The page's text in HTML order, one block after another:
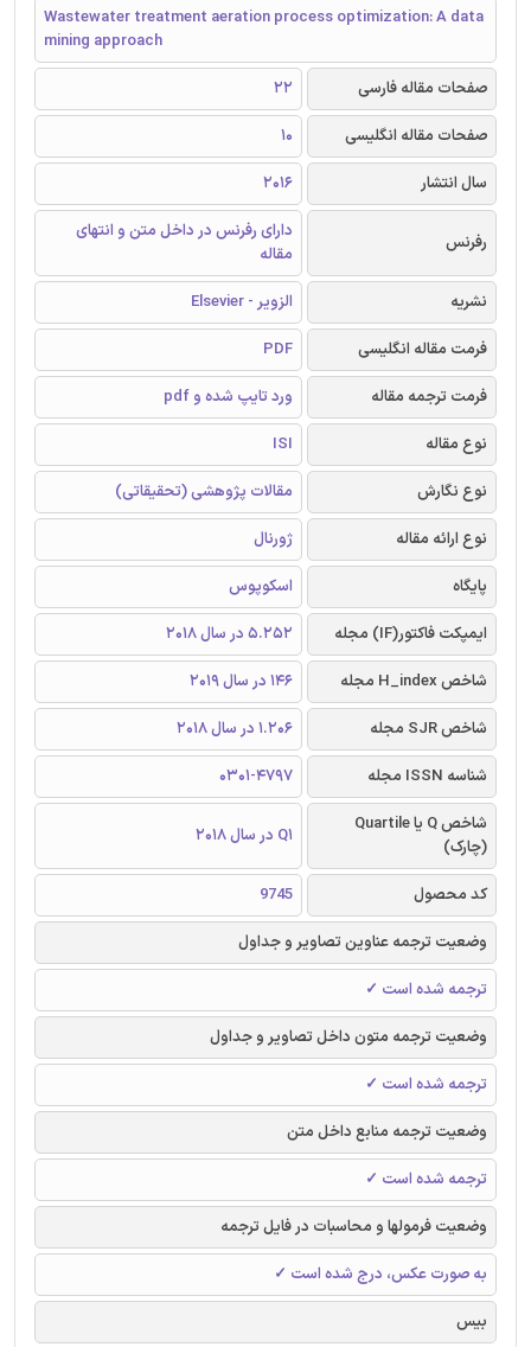
Wastewater treatment aeration process optimization: A data
mining approach
صفحات مقاله فارسی
22
صفحات مقاله انگلیسی
10
سال انتشار
2016
رفرنس
دارای رفرنس در داخل متن و انتهای
مقاله
نشریه
الزویر - Elsevier
فرمت مقاله انگلیسی
PDF
فرمت ترجمه مقاله
ورد تایپ شده و pdf
نوع مقاله
ISI
نوع نگارش
مقالات پژوهشی (تحقیقاتی)
نوع ارائه مقاله
ژورنال
پایگاه
اسکوپوس
ایمپکت فاکتور(IF) مجله
5.252 در سال 2018
شاخص H_index مجله
146 در سال 2019
شاخص SJR مجله
1.206 در سال 2018
شناسه ISSN مجله
0301-4797
شاخص Q یا Quartile
(چارک)
Q1 در سال 2018
کد محصول
9745
وضعیت ترجمه عناوین تصاویر و جداول
ترجمه شده است ✓
وضعیت ترجمه متون داخل تصاویر و جداول
ترجمه شده است ✓
وضعیت ترجمه منابع داخل متن
ترجمه شده است ✓
وضعیت فرمولها و محاسبات در فایل ترجمه
به صورت عکس، درج شده است ✓
بیس